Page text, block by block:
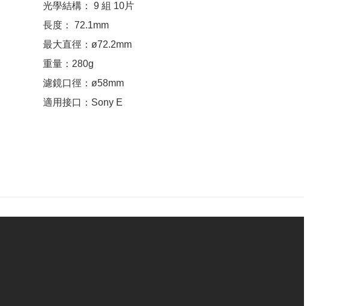
光學結構： 9 組 10片
長度： 72.1mm
最大直徑：ø72.2mm
重量：280g
濾鏡口徑：ø58mm
適用接口：Sony E